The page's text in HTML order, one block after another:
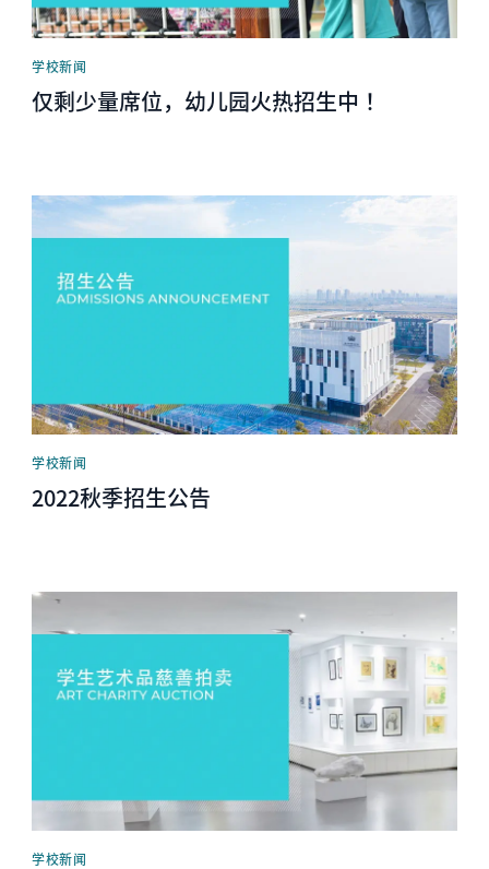
学校新闻
仅剩少量席位，幼儿园火热招生中 ！
News image
学校新闻
2022秋季招生公告
News image
学校新闻